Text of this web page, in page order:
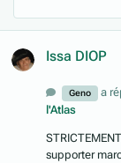
Issa DIOP
Geno a
l'Atlas
STRICTEMENT rien à voir. Oui, c'est
supporter